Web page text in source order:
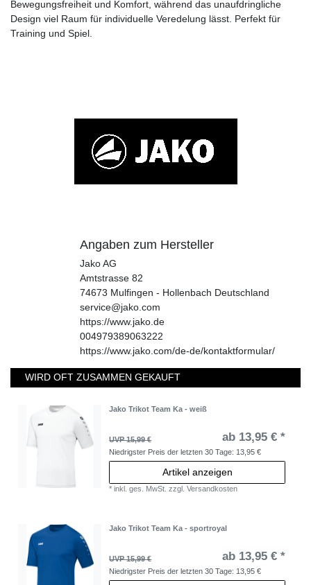
Bewegungsfreiheit und Komfort, während das unaufdringliche
Design viel Raum für individuelle Veredelung lässt. Perfekt für
Training und Spiel.
Angaben zum Hersteller
Jako AG
Amtstrasse 82
74673 Mulfingen - Hollenbach Deutschland
service@jako.com
https://www.jako.de
004979389063222
https://www.jako.com/de-de/kontaktformular/
WIRD OFT ZUSAMMEN GEKAUFT
Jako Trikot Team Ka - weiß
UVP 15,99 € ab 13,95 € *
Niedrigster Preis der letzten 30 Tage: 13,95 €
Artikel anzeigen
*inkl. ges. MwSt. zzgl.Versandkosten
Jako Trikot Team Ka - sportroyal
UVP 15,99 € ab 13,95 € *
Niedrigster Preis der letzten 30 Tage: 13,95 €